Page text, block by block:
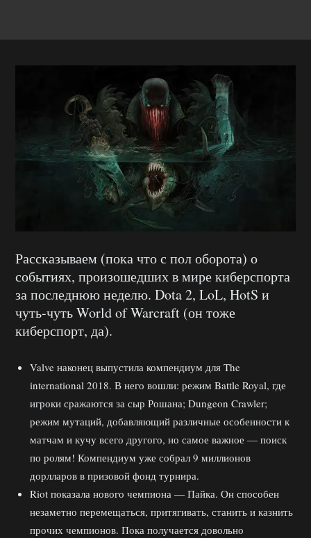
Рассказываем (пока что с пол оборота) о
событиях, произошедших в мире киберспорта
за последнюю неделю. Dota 2, LoL, HotS и
чуть-чуть World of Warcraft (он тоже
киберспорт, да).
Valve наконец выпустила компендиум для The
international 2018. В него вошли: режим Battle Royal, где
игроки сражаются за сыр Рошана; Dungeon Crawler;
режим мутаций, добавляющий различные особенности к
матчам и кучу всего другого, но самое важное — поиск
по ролям! Компендиум уже собрал 9 миллионов
дорлларов в призовой фонд турнира.
Riot показала нового чемпиона — Пайка. Он способен
незаметно перемещаться, притягивать, станить и казнить
прочих чемпионов. Пока получается довольно